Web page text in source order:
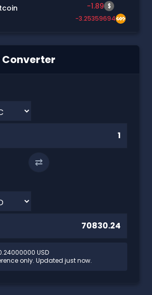
-1.89 $
-3.25359694
⇄
USD
only. Updated just now.